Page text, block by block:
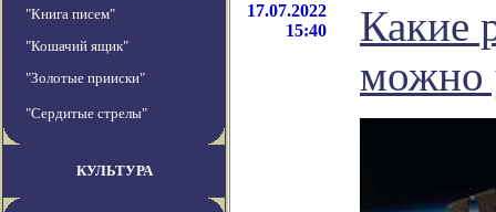
"Книга писем"
"Кошачий ящик"
"Золотые прииски"
"Сердитые стрелы"
КУЛЬТУРА
17.07.2022
15:40
Какие
можно